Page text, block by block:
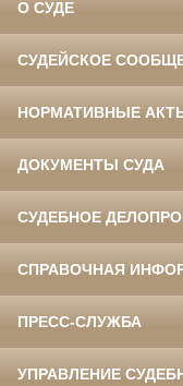
О СУДЕ
СУДЕЙСКОЕ
НОРМАТИВНЫЕ
ДОКУМЕНТЫ СУДА
СУДЕБНОЕ
СПРАВОЧНАЯ
ПРЕСС-СЛУЖБА
УПРАВЛЕНИЕ